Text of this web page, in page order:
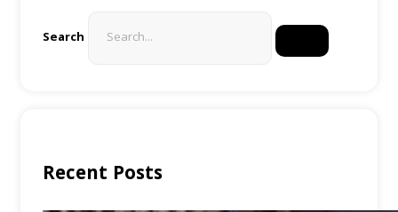
Search
Recent Posts